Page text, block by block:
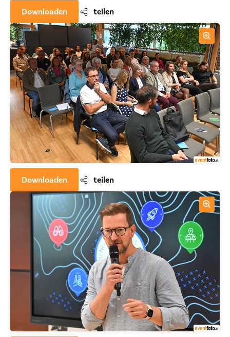
Downloaden teilen
Downloaden teilen